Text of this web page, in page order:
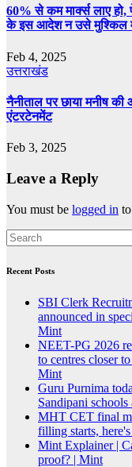
60% से कम मार्क्‍स लाए
के इस आदेश न उसे मुश्किल में
Feb 4, 2025
उत्तराखंड
नैनीताल पर छाया मनीष
एंटरटेनमेंट
Feb 3, 2025
Leave a Reply
You must be logged in
Recent Posts
SBI Clerk
announced in
Mint
NEET-PG 2026
to centres closer
Mint
Guru Purnima
Sandipani
MHT CET final
filling starts,
Mint Explainer |
proof? | Mint